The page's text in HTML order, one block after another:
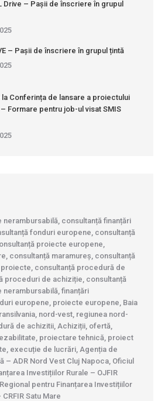
Drive – Pașii de înscriere în grupul
– Pașii de înscriere în grupul țintă
la Conferința de lansare a proiectului
– Formare pentru job-ul visat SMIS
nerambursabilă, consultanță finanțări
fonduri europene, consultanță
proiecte europene,
consultanță maramureș, consultanță
consultanță procedură de
proceduri de achiziție, consultanță
nerambursabilă, finanțări
europene, proiecte europene, Baia
nord-vest, regiunea nord-
de achizitii, Achiziții, ofertă,
proiectare tehnică, proiect
execuție de lucrări, Agenția de
– ADR Nord Vest Cluj Napoca, Oficiul
Investițiilor Rurale – OJFIR
pentru Finanțarea Investițiilor
Satu Mare